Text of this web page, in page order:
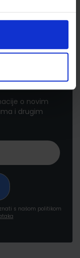
o novim
i drugim
s našom politikom